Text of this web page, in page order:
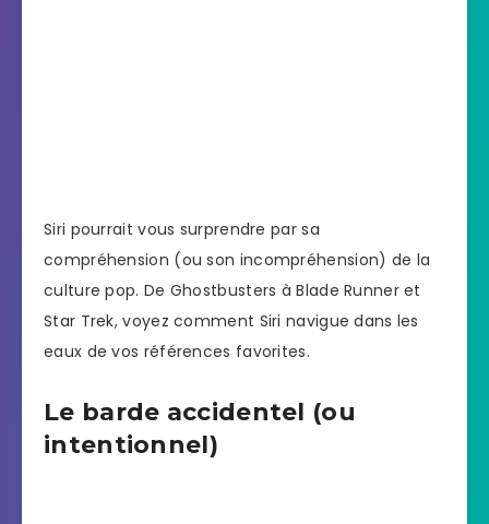
Siri pourrait vous surprendre par sa
compréhension (ou son incompréhension) de la
culture pop. De Ghostbusters à Blade Runner et
Star Trek, voyez comment Siri navigue dans les
eaux de vos références favorites.
Le barde accidentel (ou
intentionnel)